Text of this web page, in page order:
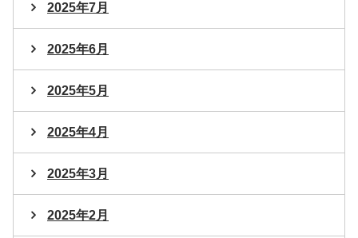
2025年7月
2025年6月
2025年5月
2025年4月
2025年3月
2025年2月